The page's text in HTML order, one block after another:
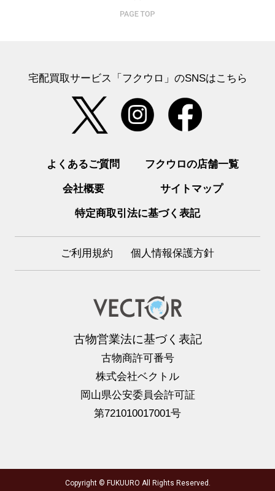
宅配買取サービス「フクウロ」のSNSはこちら
よくあるご質問 フクウロの店舗一覧
会社概要 サイトマップ
特定商取引法に基づく表記
ご利用規約 個人情報保護方針
古物営業法に基づく表記
古物商許可番号
株式会社ベクトル
岡山県公安委員会許可証
第721010017001号
Copyright © FUKUURO All Rights Reserved.